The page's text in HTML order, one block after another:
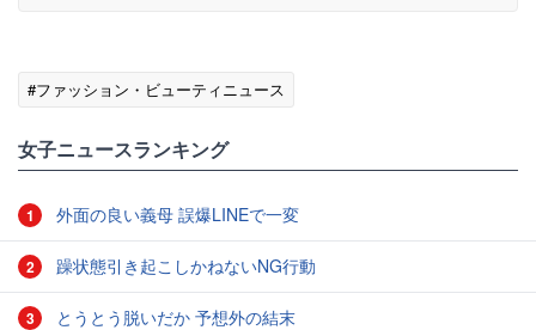
#ファッション・ビューティニュース
女子ニュースランキング
1 外面の良い義母 誤爆LINEで一変
2 躁状態引き起こしかねないNG行動
3 とうとう脱いだか 予想外の結末